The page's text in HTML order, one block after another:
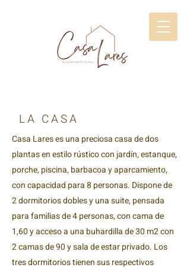
Casa Lares es una preciosa casa de dos
plantas en estilo rústico con jardín, estanque,
porche, piscina, barbacoa y aparcamiento,
con capacidad para 8 personas. Dispone de
2 dormitorios dobles y una suite, pensada
para familias de 4 personas, con cama de
1,60 y acceso a una buhardilla de 30 m2 con
2 camas de 90 y sala de estar privado. Los
tres dormitorios tienen sus respectivos